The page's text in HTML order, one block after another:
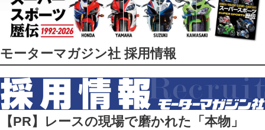
モーターマガジン社 採用情報
【PR】レースの現場で磨かれた「本物」